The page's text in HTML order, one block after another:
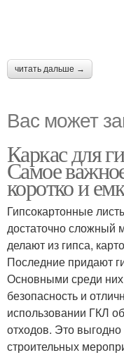
читать дальше →
Вас может
Каркас для
Самое
коротко и
Гипсокартонные
достаточно сложный
делают из гипса,
Последние придают
Основными среди
безопасность и
использовании ГКЛ
отходов. Это выгодно
строительных